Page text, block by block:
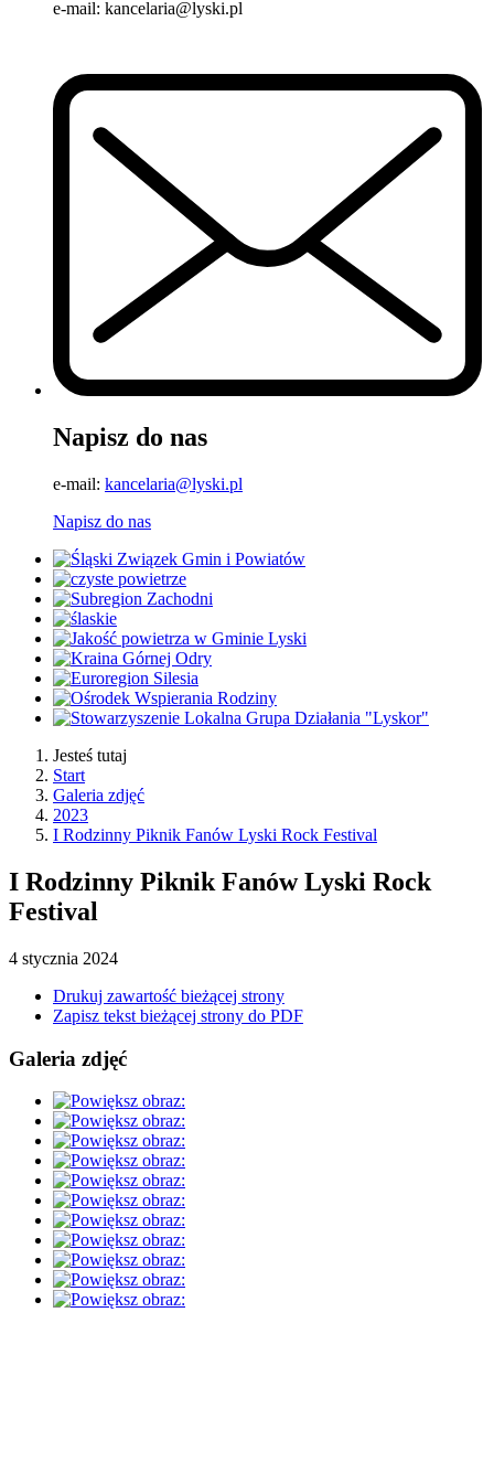
e-mail: kancelaria@lyski.pl
Napisz do nas
e-mail: kancelaria@lyski.pl
Napisz do nas
Jesteś tutaj
Start
Galeria zdjęć
2023
I Rodzinny Piknik Fanów Lyski Rock Festival
I Rodzinny Piknik Fanów Lyski Rock
Festival
4 stycznia 2024
Drukuj zawartość bieżącej strony
Zapisz tekst bieżącej strony do PDF
Galeria zdjęć